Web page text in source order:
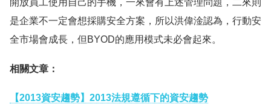
開放員工使用自己的手機，一來會有上述管理問題，二來則
是企業不一定會想採購安全方案，所以洪偉淦認為，行動安
全市場會成長，但BYOD的應用模式未必會起來。
相關文章：
【2013資安趨勢】2013法規遵循下的資安趨勢